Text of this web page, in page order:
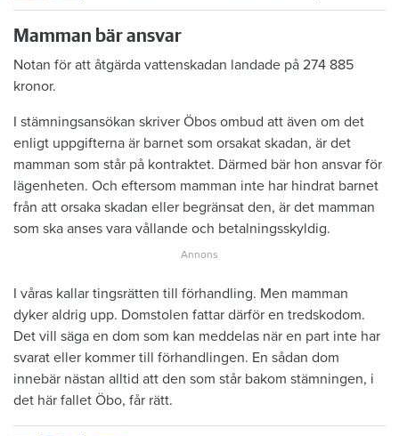
Mamman bär ansvar
Notan för att åtgärda vattenskadan landade på 274 885
kronor.
I stämningsansökan skriver Öbos ombud att även om det
enligt uppgifterna är barnet som orsakat skadan, är det
mamman som står på kontraktet. Därmed bär hon ansvar för
lägenheten. Och eftersom mamman inte har hindrat barnet
från att orsaka skadan eller begränsat den, är det mamman
som ska anses vara vållande och betalningsskyldig.
I våras kallar tingsrätten till förhandling. Men mamman
dyker aldrig upp. Domstolen fattar därför en tredskodom.
Det vill säga en dom som kan meddelas när en part inte har
svarat eller kommer till förhandlingen. En sådan dom
innebär nästan alltid att den som står bakom stämningen, i
det här fallet Öbo, får rätt.